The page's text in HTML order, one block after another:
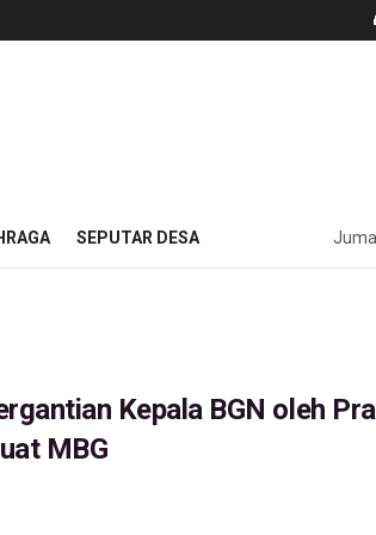
SEPUTAR DESA
Kepala BGN oleh
MBG